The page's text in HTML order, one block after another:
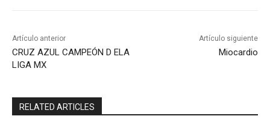
Artículo anterior
CRUZ AZUL CAMPEÓN D ELA
LIGA MX
Artículo siguiente
Miocardio
RELATED ARTICLES